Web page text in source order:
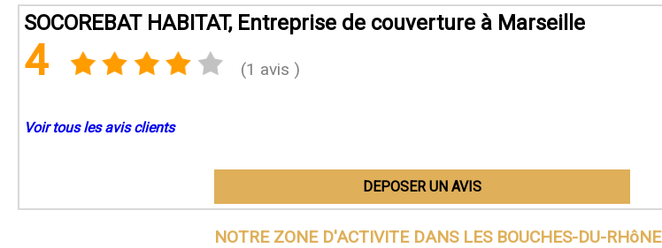
SOCOREBAT HABITAT, Entreprise de couverture à Marseille
4 (1 avis )
Voir tous les avis clients
DEPOSER UN AVIS
NOTRE ZONE D'ACTIVITE DANS LES BOUCHES-DU-RHôNE